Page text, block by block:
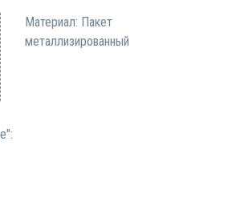
Материал: Пакет
металлизированный